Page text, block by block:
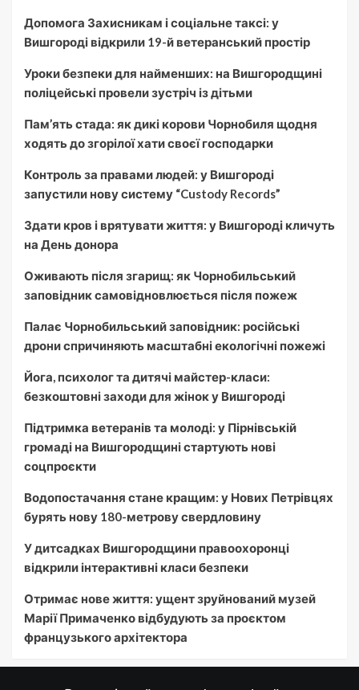
Допомога Захисникам і соціальне таксі: у
Вишгороді відкрили 19-й ветеранський простір
Уроки безпеки для найменших: на Вишгородщині
поліцейські провели зустріч із дітьми
Пам’ять стада: як дикі корови Чорнобиля щодня
ходять до згорілої хати своєї господарки
Контроль за правами людей: у Вишгороді
запустили нову систему “Custody Records”
Здати кров і врятувати життя: у Вишгороді кличуть
на День донора
Оживають після згарищ: як Чорнобильський
заповідник самовідновлюється після пожеж
Палає Чорнобильський заповідник: російські
дрони спричиняють масштабні екологічні пожежі
Йога, психолог та дитячі майстер-класи:
безкоштовні заходи для жінок у Вишгороді
Підтримка ветеранів та молоді: у Пірнівській
громаді на Вишгородщині стартують нові
соцпроєкти
Водопостачання стане кращим: у Нових Петрівцях
бурять нову 180-метрову свердловину
У дитсадках Вишгородщини правоохоронці
відкрили інтерактивні класи безпеки
Отримає нове життя: ущент зруйнований музей
Марії Примаченко відбудують за проєктом
французького архітектора